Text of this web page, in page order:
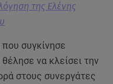
της Ελένης
συγκίνησε
να κλείσει την
στους συνεργάτες